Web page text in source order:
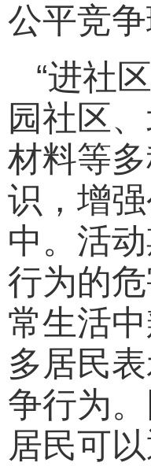
公平竞
“进社
园社区
材料等
识，增
中。活
行为的
常生活
多居民
争行为
居民可